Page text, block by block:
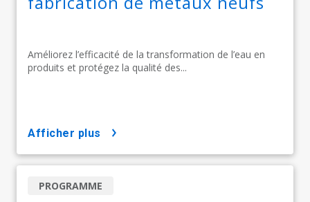
Améliorez l’efficacité de la transformation de l’eau en
produits et protégez la qualité des...
afficher plus
PROGRAMME